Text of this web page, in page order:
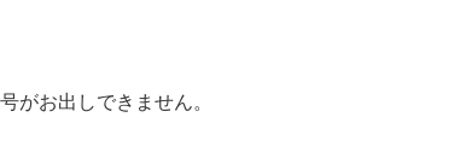
がお出しできません。